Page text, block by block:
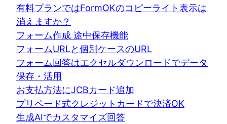
有料プランではFormOKのコピーライト表示は
消えますか？
フォーム作成 途中保存機能
フォームURLと個別ケースのURL
フォーム回答はエクセルダウンロードでデータ
保存・活用
お支払方法にJCBカード追加
プリペード式クレジットカードで決済OK
生成AIでカスタマイズ回答